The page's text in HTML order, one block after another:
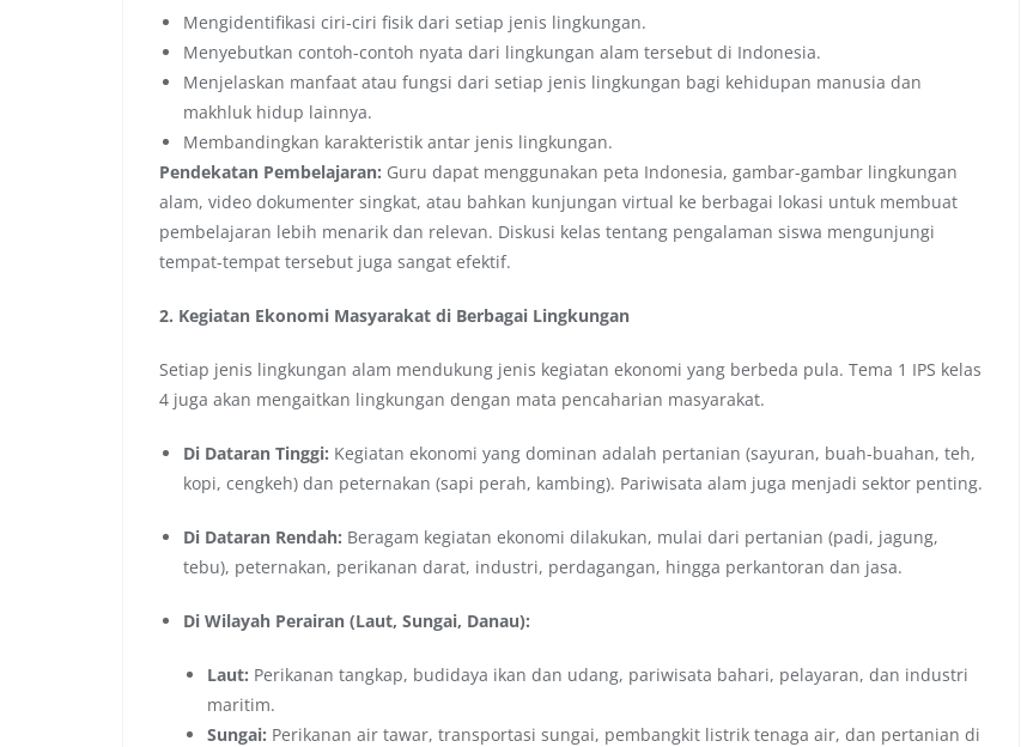
Mengidentifikasi ciri-ciri fisik dari setiap jenis lingkungan.
Menyebutkan contoh-contoh nyata dari lingkungan alam tersebut di Indonesia.
Menjelaskan manfaat atau fungsi dari setiap jenis lingkungan bagi kehidupan manusia dan
makhluk hidup lainnya.
Membandingkan karakteristik antar jenis lingkungan.
Pendekatan Pembelajaran: Guru dapat menggunakan peta Indonesia, gambar-gambar lingkungan
alam, video dokumenter singkat, atau bahkan kunjungan virtual ke berbagai lokasi untuk membuat
pembelajaran lebih menarik dan relevan. Diskusi kelas tentang pengalaman siswa mengunjungi
tempat-tempat tersebut juga sangat efektif.
2. Kegiatan Ekonomi Masyarakat di Berbagai Lingkungan
Setiap jenis lingkungan alam mendukung jenis kegiatan ekonomi yang berbeda pula. Tema 1 IPS kelas
4 juga akan mengaitkan lingkungan dengan mata pencaharian masyarakat.
Di Dataran Tinggi: Kegiatan ekonomi yang dominan adalah pertanian (sayuran, buah-buahan, teh,
kopi, cengkeh) dan peternakan (sapi perah, kambing). Pariwisata alam juga menjadi sektor penting.
Di Dataran Rendah: Beragam kegiatan ekonomi dilakukan, mulai dari pertanian (padi, jagung,
tebu), peternakan, perikanan darat, industri, perdagangan, hingga perkantoran dan jasa.
Di Wilayah Perairan (Laut, Sungai, Danau):
Laut: Perikanan tangkap, budidaya ikan dan udang, pariwisata bahari, pelayaran, dan industri
maritim.
Sungai: Perikanan air tawar, transportasi sungai, pembangkit listrik tenaga air, dan pertanian di